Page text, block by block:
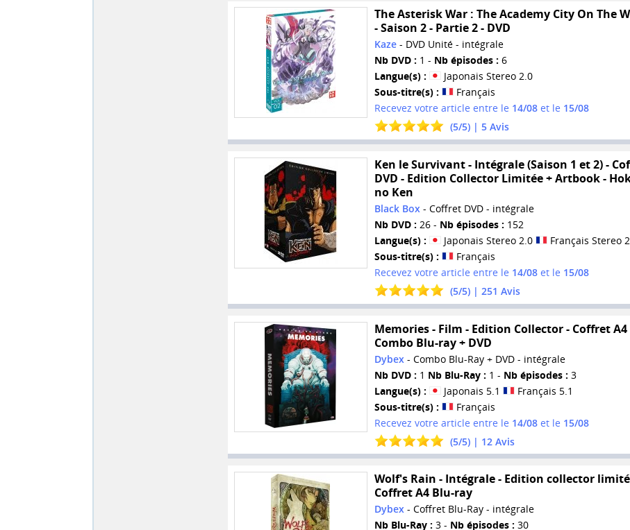
The Asterisk War : The Academy City On The
- Saison 2 - Partie 2 - DVD
Kaze- DVD Unité - intégrale
Nb DVD : 1 - Nb épisodes : 6
Langue(s) :
Japonais Stereo 2.0
Sous-titre(s) :
Français
Recevez votre article entre le 14/08et le 15/08
(5/5) | 5Avis
Ken le Survivant - Intégrale (Saison 1 et 2) -
DVD - Edition Collector Limitée + Artbook -
no Ken
Black Box- Coffret DVD - intégrale
Nb DVD : 26 - Nb épisodes : 152
Langue(s) :
Japonais Stereo 2.0
Français Stereo
Sous-titre(s) :
Français
Recevez votre article entre le 14/08et le 15/08
(5/5) | 251 Avis
Memories - Film - Edition Collector - Coffret A4
Combo Blu-ray + DVD
Dybex - Combo Blu-Ray + DVD - intégrale
Nb DVD : 1 Nb Blu-Ray : 1 - Nb épisodes : 3
Langue(s) :
Japonais 5.1
Français 5.1
Sous-titre(s) :
Français
Recevez votre article entre le 14/08et le 15/08
(5/5) | 12Avis
Wolf's Rain - Intégrale - Edition collector
Coffret A4 Blu-ray
Dybex- Coffret Blu-Ray - intégrale
Nb Blu-Ray : 3 - Nb épisodes : 30